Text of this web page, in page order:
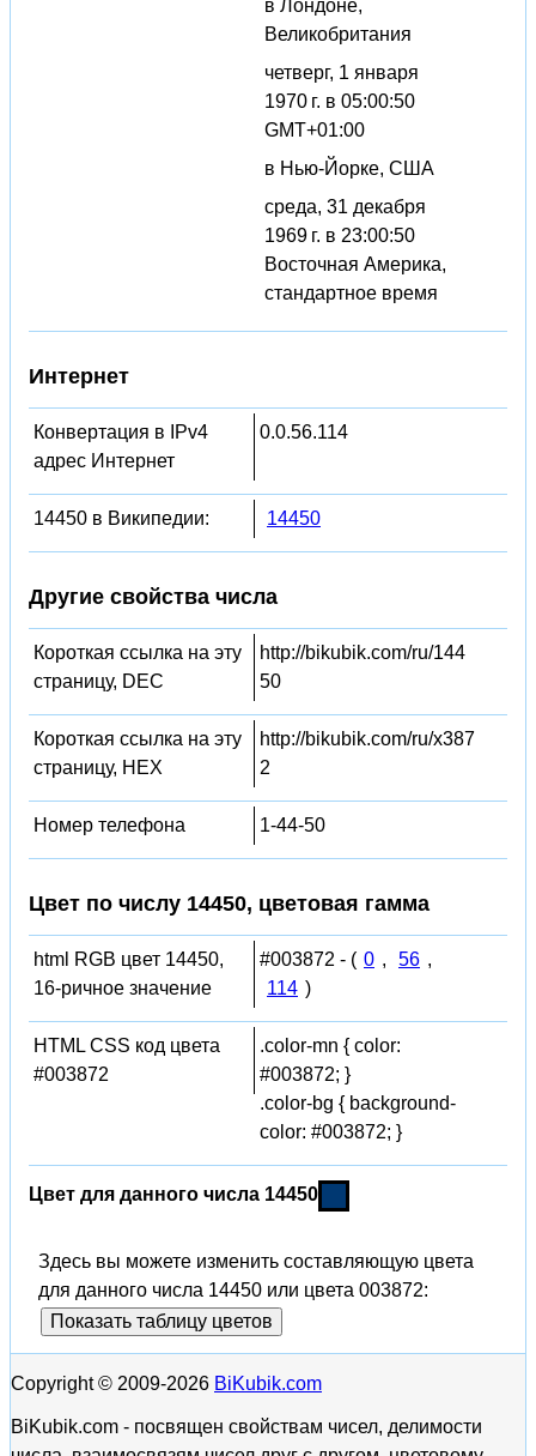
в Лондоне,
Великобритания
четверг, 1 января
1970 г. в 05:00:50
GMT+01:00
в Нью-Йорке, США
среда, 31 декабря
1969 г. в 23:00:50
Восточная Америка,
стандартное время
Интернет
Конвертация в IPv4
адрес Интернет
0.0.56.114
14450 в Википедии: 14450
Другие свойства числа
Короткая ссылка на эту
страницу, DEC
http://bikubik.com/ru/144
50
Короткая ссылка на эту
страницу, HEX
http://bikubik.com/ru/x387
2
Номер телефона 1-44-50
Цвет по числу 14450, цветовая гамма
html RGB цвет 14450,
16-ричное значение
#003872 - ( 0 , 56 ,
114 )
HTML CSS код цвета
#003872
.color-mn { color:
#003872; }
.color-bg { background-
color: #003872; }
Цвет для данного числа 14450
Здесь вы можете изменить составляющую цвета
для данного числа 14450 или цвета 003872:
Показать таблицу цветов
Copyright © 2009-2026 BiKubik.com
BiKubik.com - посвящен свойствам чисел, делимости